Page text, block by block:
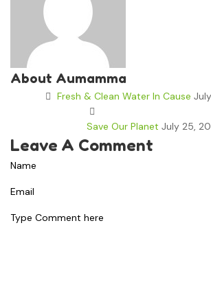
About Aumamma
Fresh & Clean Water In Cause
Save Our Planet July 25,
Leave A Comment